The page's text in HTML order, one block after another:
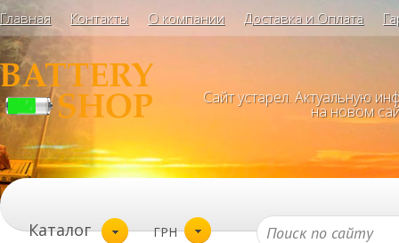
Главная Контакты О компании Доставка и Оплата
Сайт устарел. Актуальную
на новом
Каталог ГРН